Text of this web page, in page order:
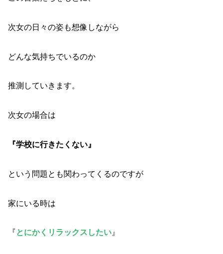
次女の日々の姿も想像しながら
どんな気持ちでいるのか
推測していきます。
次女の場合は
『学校に行きたくない』
という問題とも関わってくるのですが
家にいる時は
『とにかくリラックスしたい 』